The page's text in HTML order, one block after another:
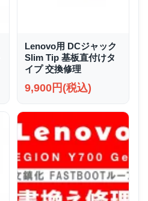
Lenovo用 DCジャック
Slim Tip 基板直付けタ
イプ 交換修理
9,900円(税込)